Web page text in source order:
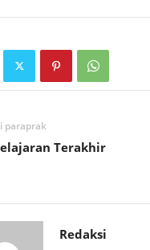
paraprak
Terakhir
Redaksi